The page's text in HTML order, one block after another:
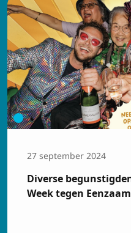
27 september 2024
Diverse
Week tegen